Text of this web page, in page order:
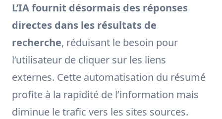
L’IA fournit désormais des réponses
directes dans les résultats de
recherche, réduisant le besoin pour
l’utilisateur de cliquer sur les liens
externes. Cette automatisation du résumé
profite à la rapidité de l’information mais
diminue le trafic vers les sites sources.